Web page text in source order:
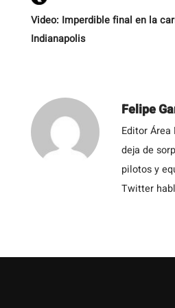
Video: Imperdible final en la
Indianapolis
Felipe
Editor
deja de
pilotos y
Twitter